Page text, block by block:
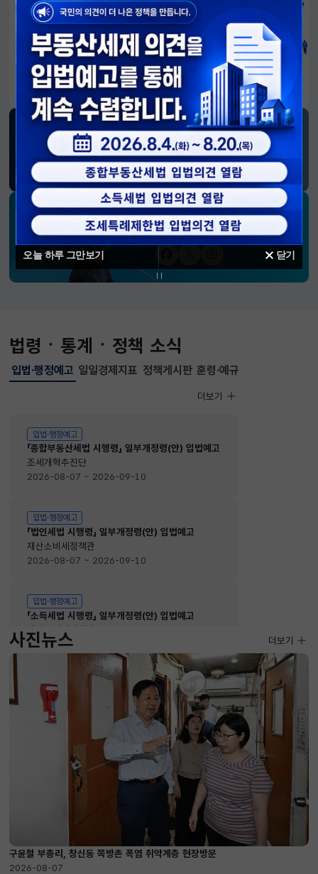
오늘 하루 그만보기 닫기
알림판
국민이 만든 대전환의 길-회복과 도약, 모두의 1년
재정경제부 SNS 소식
블로그페이스북트위터(X)유튜브인스타그램
소통하는 경제 리더 구윤철 장관의
SNS 채널
법령ㆍ통계ㆍ정책 소식
입법·행정예고
선택됨
입법·행정예고
입법·행정예고
「종합부동산세법 시행령」 일부개정령(안) 입법예고
조세개혁추진단
2026-08-07 ~ 2026-09-10
입법·행정예고
「법인세법 시행령」 일부개정령(안) 입법예고
재산소비세정책관
2026-08-07 ~ 2026-09-10
입법·행정예고
「소득세법 시행령」 일부개정령(안) 입법예고
재산소비세정책관
2026-08-07 ~ 2026-09-10
입법·행정예고
더보기
일일경제지표 정책게시판 훈령·예규
사진뉴스
구윤철 부총리, 창신동 쪽방촌 폭염 취약계층 현장방문
2026-08-07
사진뉴스
더보기